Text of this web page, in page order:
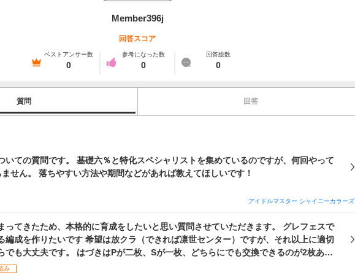
Member396j
回答スコア
ベストアンサー数
0
参考になった数
0
回答総数
0
質問 回答
いての質問です。 基礎六％と特化スペシャリストを集めているのですが、何回やって
せん。 落ちやすい方法や期間などがあれば教えてほしいです！
アイドルマスター シャイニーカラーズ
きたため、本格的に育成をしたいと思い質問させていただきます。 グレフェスで
（できれば凛世センター）ですが、それ以上に適切
でも大丈夫です。 はづきはPが二枚、Sが一枚、どちらにでも交換できるのが2枚あり
いします。
み